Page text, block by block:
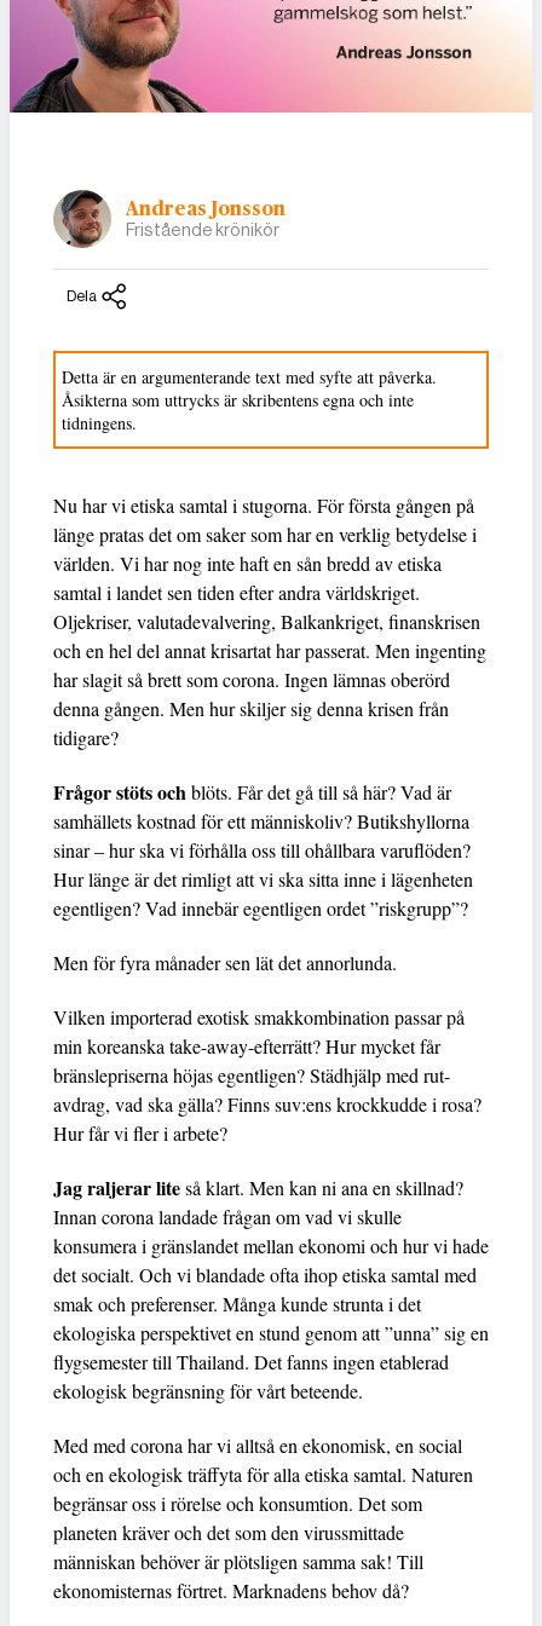
Andreas Jonsson
Fristående krönikör
Dela
Detta är en argumenterande text med syfte att påverka.
Åsikterna som uttrycks är skribentens egna och inte
tidningens.
Nu har vi etiska samtal i stugorna. För första gången på
länge pratas det om saker som har en verklig betydelse i
världen. Vi har nog inte haft en sån bredd av etiska
samtal i landet sen tiden efter andra världskriget.
Oljekriser, valutadevalvering, Balkankriget, finanskrisen
och en hel del annat krisartat har passerat. Men ingenting
har slagit så brett som corona. Ingen lämnas oberörd
denna gången. Men hur skiljer sig denna krisen från
tidigare?
Frågor stöts ochblöts. Får det gå till så här? Vad är
samhällets kostnad för ett människoliv? Butikshyllorna
sinar – hur ska vi förhålla oss till ohållbara varuflöden?
Hur länge är det rimligt att vi ska sitta inne i lägenheten
egentligen? Vad innebär egentligen ordet ”riskgrupp”?
Men för fyra månader sen lät det annorlunda.
Vilken importerad exotisk smakkombination passar på
min koreanska take-away-efterrätt? Hur mycket får
bränslepriserna höjas egentligen? Städhjälp med rut-
avdrag, vad ska gälla? Finns suv:ens krockkudde i rosa?
Hur får vi fler i arbete?
Jag raljerar liteså klart. Men kan ni ana en skillnad?
Innan corona landade frågan om vad vi skulle
konsumera i gränslandet mellan ekonomi och hur vi hade
det socialt. Och vi blandade ofta ihop etiska samtal med
smak och preferenser. Många kunde strunta i det
ekologiska perspektivet en stund genom att ”unna” sig en
flygsemester till Thailand. Det fanns ingen etablerad
ekologisk begränsning för vårt beteende.
Med med corona har vi alltså en ekonomisk, en social
och en ekologisk träffyta för alla etiska samtal. Naturen
begränsar oss i rörelse och konsumtion. Det som
planeten kräver och det som den virussmittade
människan behöver är plötsligen samma sak! Till
ekonomisternas förtret. Marknadens behov då?